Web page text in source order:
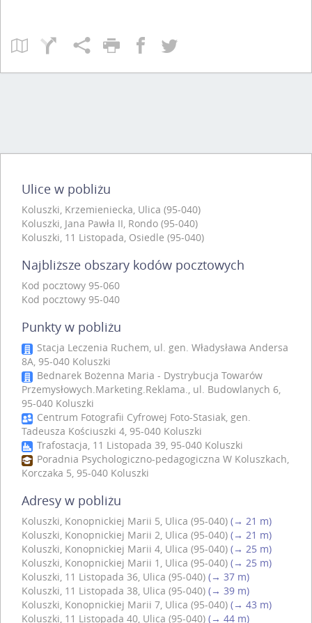
Ulice w pobliżu
Koluszki, Krzemieniecka, Ulica (95-040)
Koluszki, Jana Pawła II, Rondo (95-040)
Koluszki, 11 Listopada, Osiedle (95-040)
Najbliższe obszary kodów pocztowych
Kod pocztowy 95-060
Kod pocztowy 95-040
Punkty w pobliżu
Stacja Leczenia Ruchem, ul. gen. Władysława Andersa
8A, 95-040 Koluszki
Bednarek Bożenna Maria - Dystrybucja Towarów
Przemysłowych.Marketing.Reklama., ul. Budowlanych 6,
95-040 Koluszki
Centrum Fotografii Cyfrowej Foto-Stasiak, gen.
Tadeusza Kościuszki 4, 95-040 Koluszki
Trafostacja, 11 Listopada 39, 95-040 Koluszki
Poradnia Psychologiczno-pedagogiczna W Koluszkach,
Korczaka 5, 95-040 Koluszki
Adresy w pobliżu
Koluszki, Konopnickiej Marii 5, Ulica (95-040) (→ 21 m)
Koluszki, Konopnickiej Marii 2, Ulica (95-040) (→ 21 m)
Koluszki, Konopnickiej Marii 4, Ulica (95-040) (→ 25 m)
Koluszki, Konopnickiej Marii 1, Ulica (95-040) (→ 25 m)
Koluszki, 11 Listopada 36, Ulica (95-040) (→ 37 m)
Koluszki, 11 Listopada 38, Ulica (95-040) (→ 39 m)
Koluszki, Konopnickiej Marii 7, Ulica (95-040) (→ 43 m)
Koluszki, 11 Listopada 40, Ulica (95-040) (→ 44 m)